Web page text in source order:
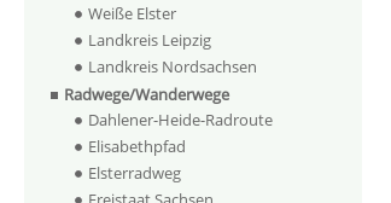
Weiße Elster
Landkreis Leipzig
Landkreis Nordsachsen
Radwege/Wanderwege
Dahlener-Heide-Radroute
Elisabethpfad
Elsterradweg